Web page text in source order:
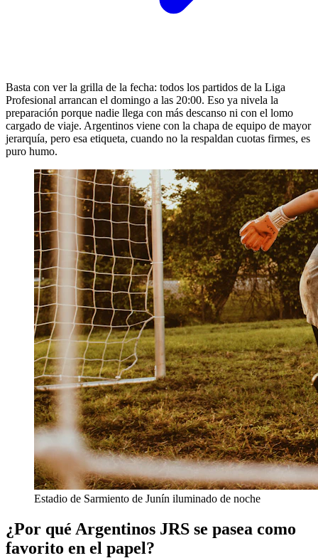
Basta con ver la grilla de la fecha: todos los partidos de la Liga
Profesional arrancan el domingo a las 20:00. Eso ya nivela la
preparación porque nadie llega con más descanso ni con el lomo
cargado de viaje. Argentinos viene con la chapa de equipo de mayor
jerarquía, pero esa etiqueta, cuando no la respaldan cuotas firmes, es
puro humo.
Estadio de Sarmiento de Junín iluminado de noche
¿Por qué Argentinos JRS se pasea como
favorito en el papel?